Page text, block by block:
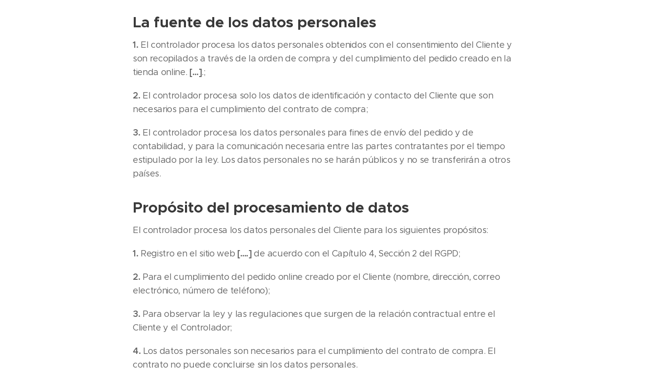
La fuente de los datos personales
1. El controlador procesa los datos personales obtenidos con el consentimiento del Cliente y
son recopilados a través de la orden de compra y del cumplimiento del pedido creado en la
tienda online. […].;
2. El controlador procesa solo los datos de identificación y contacto del Cliente que son
necesarios para el cumplimiento del contrato de compra;
3. El controlador procesa los datos personales para fines de envío del pedido y de
contabilidad, y para la comunicación necesaria entre las partes contratantes por el tiempo
estipulado por la ley. Los datos personales no se harán públicos y no se transferirán a otros
países.
Propósito del procesamiento de datos
El controlador procesa los datos personales del Cliente para los siguientes propósitos:
1. Registro en el sitio web [….]de acuerdo con el Capítulo 4, Sección 2 del RGPD;
2. Para el cumplimiento del pedido online creado por el Cliente (nombre, dirección, correo
electrónico, número de teléfono);
3. Para observar la ley y las regulaciones que surgen de la relación contractual entre el
Cliente y el Controlador;
4. Los datos personales son necesarios para el cumplimiento del contrato de compra. El
contrato no puede concluirse sin los datos personales.